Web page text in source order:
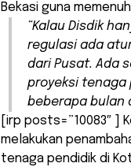
Bekasi guna
“Kalau Disdik
regulasi ada
dari Pusat. Ada
proyeksi tenaga
beberapa bulan
[irp posts=”10083″ ]
melakukan
tenaga pendidik di